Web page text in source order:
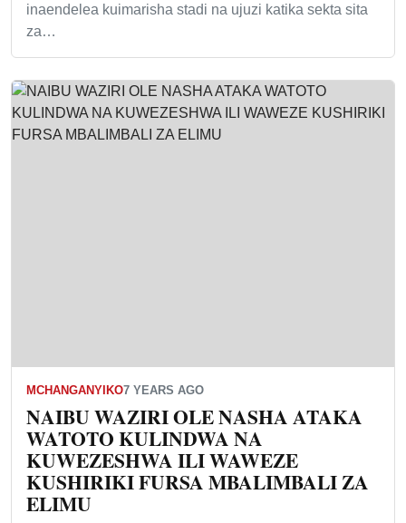
inaendelea kuimarisha stadi na ujuzi katika sekta sita
za…
MCHANGANYIKO7 YEARS AGO
NAIBU WAZIRI OLE NASHA ATAKA
WATOTO KULINDWA NA
KUWEZESHWA ILI WAWEZE
KUSHIRIKI FURSA MBALIMBALI ZA
ELIMU